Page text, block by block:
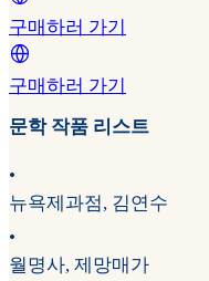
구매하러 가기
구매하러 가기
문학 작품 리스트
•
뉴욕제과점, 김연수
•
월명사, 제망매가